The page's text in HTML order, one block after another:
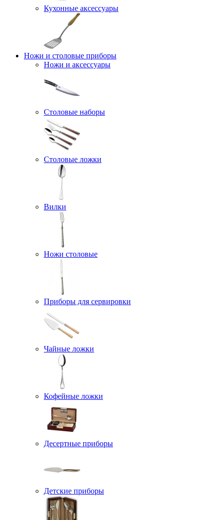
Кухонные аксессуары
Ножи и столовые приборы
Ножи и аксессуары
Столовые наборы
Столовые ложки
Вилки
Ножи столовые
Приборы для сервировки
Чайные ложки
Кофейные ложки
Десертные приборы
Детские приборы